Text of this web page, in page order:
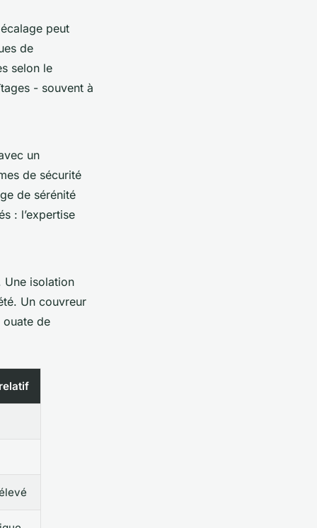
peut
de
selon le
- souvent à
un
de sécurité
de sérénité
: l’expertise
Une isolation
Un couvreur
ouate de